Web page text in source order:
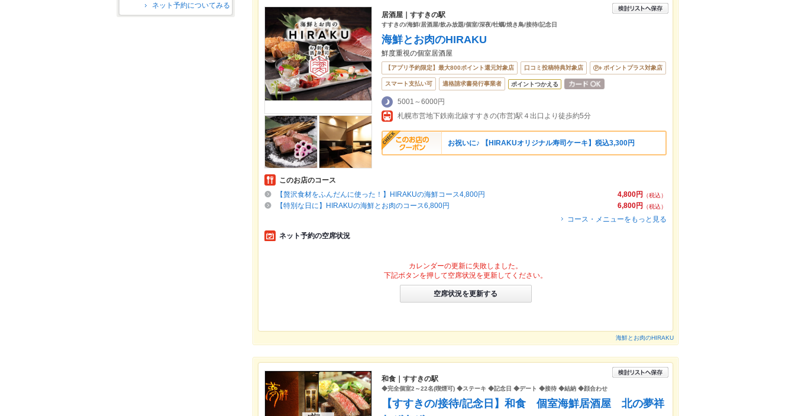
ネット予約についてみる
居酒屋｜すすきの駅
すすきの/海鮮/居酒屋/飲み放題/個室/深夜/牡蠣/焼き鳥/接待/記念日
海鮮とお肉のHIRAKU
鮮度重視の個室居酒屋
【アプリ予約限定】最大800ポイント還元対象店 口コミ投稿特典対象店 ポイントプラス対象店
スマート支払い可 適格請求書発行事業者 ポイントつかえる
5001～6000円
札幌市営地下鉄南北線すすきの(市営)駅４出口より徒歩約5分
お祝いに♪ 【HIRAKUオリジナル寿司ケーキ】税込3,300円
このお店のコース
4,800円
（税込）
【贅沢食材をふんだんに使った！】HIRAKUの海鮮コース4,800円
6,800円
（税込）
【特別な日に】HIRAKUの海鮮とお肉のコース6,800円
コース・メニューをもっと見る
ネット予約の空席状況
カレンダーの更新に失敗しました。
下記ボタンを押して空席状況を更新してください。
空席状況を更新する
海鮮とお肉のHIRAKU
和食｜すすきの駅
◆完全個室2～22名(喫煙可) ◆ステーキ ◆記念日 ◆デート ◆接待 ◆結納 ◆顔合わせ
【すすきの/接待/記念日】和食 個室海鮮居酒屋 北の夢祥